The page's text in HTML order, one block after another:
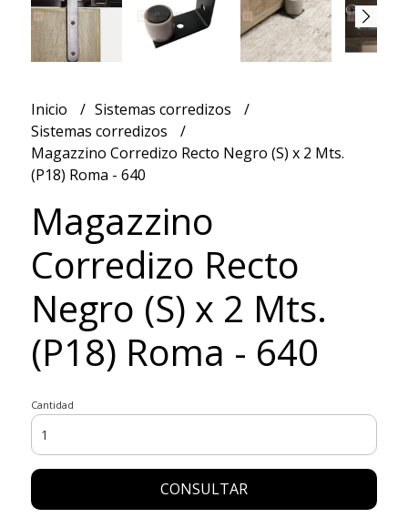
Inicio
Sistemas corredizos
Sistemas corredizos
Magazzino Corredizo Recto Negro (S) x 2 Mts.
(P18) Roma - 640
Magazzino
Corredizo Recto
Negro (S) x 2 Mts.
(P18) Roma - 640
Cantidad
CONSULTAR